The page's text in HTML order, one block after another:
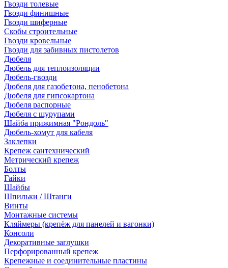
Гвозди толевые
Гвозди финишные
Гвозди шиферные
Скобы строительные
Гвозди кровельные
Гвозди для забивных пистолетов
Дюбеля
Дюбель для теплоизоляции
Дюбель-гвозди
Дюбеля для газобетона, пенобетона
Дюбеля для гипсокартона
Дюбеля распорные
Дюбеля с шурупами
Шайба прижимная "Рондоль"
Дюбель-хомут для кабеля
Заклепки
Крепеж сантехнический
Метрический крепеж
Болты
Гайки
Шайбы
Шпильки / Штанги
Винты
Монтажные системы
Кляймеры (крепёж для панелей и вагонки)
Консоли
Декоративные заглушки
Перфорированный крепеж
Крепежные и соединительные пластины